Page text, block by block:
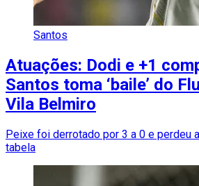
Santos
Atuações: Dodi e +1
Santos toma ‘baile’ do
Vila Belmiro
Peixe foi derrotado por 3 a 0 e perdeu
tabela